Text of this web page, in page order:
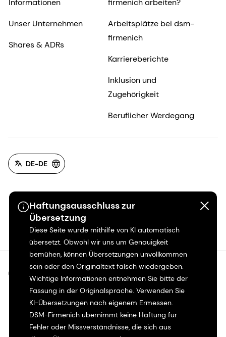
Haftungsausschluss zur
Übersetzung
Diese Seite wurde mithilfe von KI automatisch
übersetzt. Obwohl wir uns um Genauigkeit
bemühen, können Übersetzungen unvollkommen
sein oder den Originaltext falsch wiedergeben.
Wichtige Informationen entnehmen Sie bitte der
Fassung in der Originalsprache. Verwenden Sie
KI-Übersetzungen nach eigenem Ermessen.
DSM-Firmenich übernimmt keine Haftung für
Fehler oder Missverständnisse, die sich aus
Informationen
Unser Unternehmen
Shares & ADRs
firmenich arbeiten?
Arbeitsplätze bei dsm-
firmenich
Karriereberichte
Inklusion und
Zugehörigkeit
Beruflicher Werdegang
DE-DE
©2026 dsm-firmenich. Alle Rechte vorbehalten.
Hinweis zum Datenschutz
Bedingungen für die Nutzung